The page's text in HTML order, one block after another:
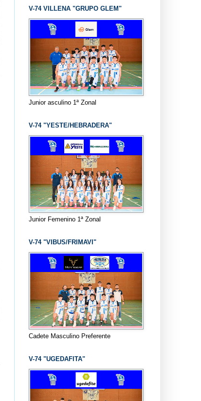
V-74 VILLENA "GRUPO GLEM"
Junior asculino 1ª Zonal
V-74 "YESTE/HEBRADERA"
Junior Femenino 1ª Zonal
V-74 "VIBUS/FRIMAVI"
Cadete Masculino Preferente
V-74 "UGEDAFITA"